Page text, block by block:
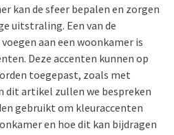
kan de sfeer bepalen en zorgen
uitstraling. Een van de
aan een woonkamer is
Deze accenten kunnen op
toegepast, zoals met
dit artikel zullen we bespreken
gebruikt om kleuraccenten
en hoe dit kan bijdragen